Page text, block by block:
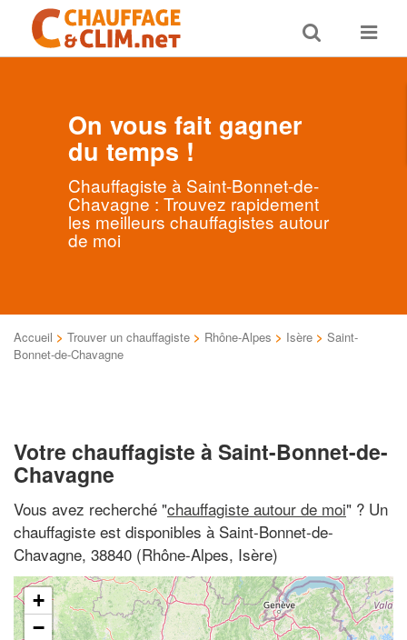
Toggle
search
Toggle
On vous fait gagner
du temps !
Chauffagiste à Saint-Bonnet-de-
Chavagne : Trouvez rapidement
les meilleurs chauffagistes autour
de moi
Accueil > Trouver un chauffagiste > Rhône-Alpes > Isère > Saint-
Bonnet-de-Chavagne
Votre chauffagiste à Saint-Bonnet-de-
Chavagne
Vous avez recherché "chauffagiste autour de moi" ? Un
chauffagiste est disponibles à Saint-Bonnet-de-
Chavagne, 38840 (Rhône-Alpes, Isère)
+
−